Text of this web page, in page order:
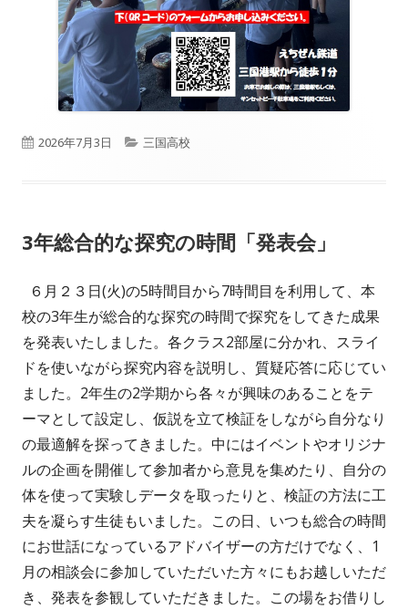
公
2026年7月3日
カ
リ
三国高校
3年総合的な探究の時間「発表会」
６月２３日(火)の5時間目から7時間目を利用して、本
校の3年生が総合的な探究の時間で探究をしてきた成果
を発表いたしました。各クラス2部屋に分かれ、スライ
ドを使いながら探究内容を説明し、質疑応答に応じてい
ました。2年生の2学期から各々が興味のあることをテ
ーマとして設定し、仮説を立て検証をしながら自分なり
の最適解を探ってきました。中にはイベントやオリジナ
ルの企画を開催して参加者から意見を集めたり、自分の
体を使って実験しデータを取ったりと、検証の方法に工
夫を凝らす生徒もいました。この日、いつも総合の時間
にお世話になっているアドバイザーの方だけでなく、1
月の相談会に参加していただいた方々にもお越しいただ
き、発表を参観していただきました。この場をお借りし